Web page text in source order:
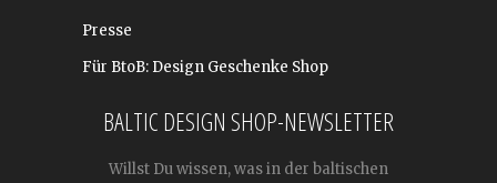
Presse
Für BtoB: Design Geschenke Shop
BALTIC DESIGN SHOP-NEWSLETTER
Willst Du wissen, was in der baltischen